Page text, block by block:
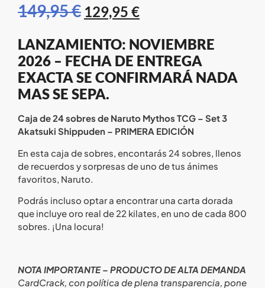
149,95€ 129,95 €
LANZAMIENTO: NOVIEMBRE
2026 – FECHA DE ENTREGA
EXACTA SE CONFIRMARÁ NADA
MAS SE SEPA.
Caja de 24 sobres de Naruto Mythos TCG – Set 3
Akatsuki Shippuden – PRIMERA EDICIÓN
En esta caja de sobres, encontarás 24 sobres, llenos
de recuerdos y sorpresas de uno de tus ánimes
favoritos, Naruto.
Podrás incluso optar a encontrar una carta dorada
que incluye oro real de 22 kilates, en uno de cada 800
sobres. ¡Una locura!
NOTA IMPORTANTE – PRODUCTO DE ALTA DEMANDA
CardCrack, con política de plena transparencia, pone